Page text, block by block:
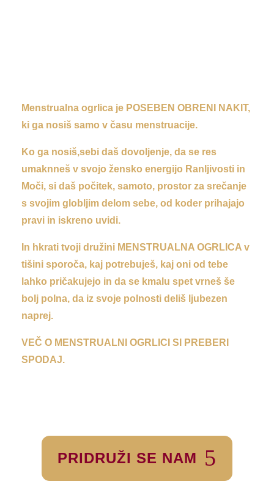
Menstrualna ogrlica je POSEBEN OBRENI NAKIT,
ki ga nosiš samo v času menstruacije.
Ko ga nosiš,sebi daš dovoljenje, da se res
umaknneš v svojo žensko energijo Ranljivosti in
Moči, si daš počitek, samoto, prostor za srečanje
s svojim globljim delom sebe, od koder prihajajo
pravi in iskreno uvidi.
In hkrati tvoji družini MENSTRUALNA OGRLICA v
tišini sporoča, kaj potrebuješ, kaj oni od tebe
lahko pričakujejo in da se kmalu spet vrneš še
bolj polna, da iz svoje polnosti deliš ljubezen
naprej.
VEČ O MENSTRUALNI OGRLICI SI PREBERI
SPODAJ.
PRIDRUŽI SE NAM